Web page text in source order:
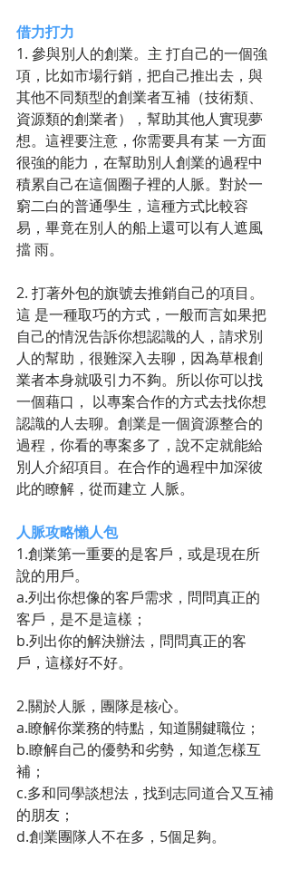
借力打力
1. 參與別人的創業。主 打自己的一個強
項，比如市場行銷，把自己推出去，與
其他不同類型的創業者互補（技術類、
資源類的創業者），幫助其他人實現夢
想。這裡要注意，你需要具有某 一方面
很強的能力，在幫助別人創業的過程中
積累自己在這個圈子裡的人脈。對於一
窮二白的普通學生，這種方式比較容
易，畢竟在別人的船上還可以有人遮風
擋 雨。
2. 打著外包的旗號去推銷自己的項目。
這 是一種取巧的方式，一般而言如果把
自己的情況告訴你想認識的人，請求別
人的幫助，很難深入去聊，因為草根創
業者本身就吸引力不夠。所以你可以找
一個藉口， 以專案合作的方式去找你想
認識的人去聊。創業是一個資源整合的
過程，你看的專案多了，說不定就能給
別人介紹項目。在合作的過程中加深彼
此的瞭解，從而建立 人脈。
人脈攻略懶人包
1.創業第一重要的是客戶，或是現在所
說的用戶。
a.列出你想像的客戶需求，問問真正的
客戶，是不是這樣；
b.列出你的解決辦法，問問真正的客
戶，這樣好不好。
2.關於人脈，團隊是核心。
a.瞭解你業務的特點，知道關鍵職位；
b.瞭解自己的優勢和劣勢，知道怎樣互
補；
c.多和同學談想法，找到志同道合又互補
的朋友；
d.創業團隊人不在多，5個足夠。